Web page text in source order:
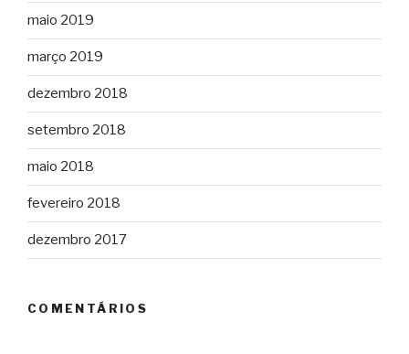
maio 2019
março 2019
dezembro 2018
setembro 2018
maio 2018
fevereiro 2018
dezembro 2017
COMENTÁRIOS